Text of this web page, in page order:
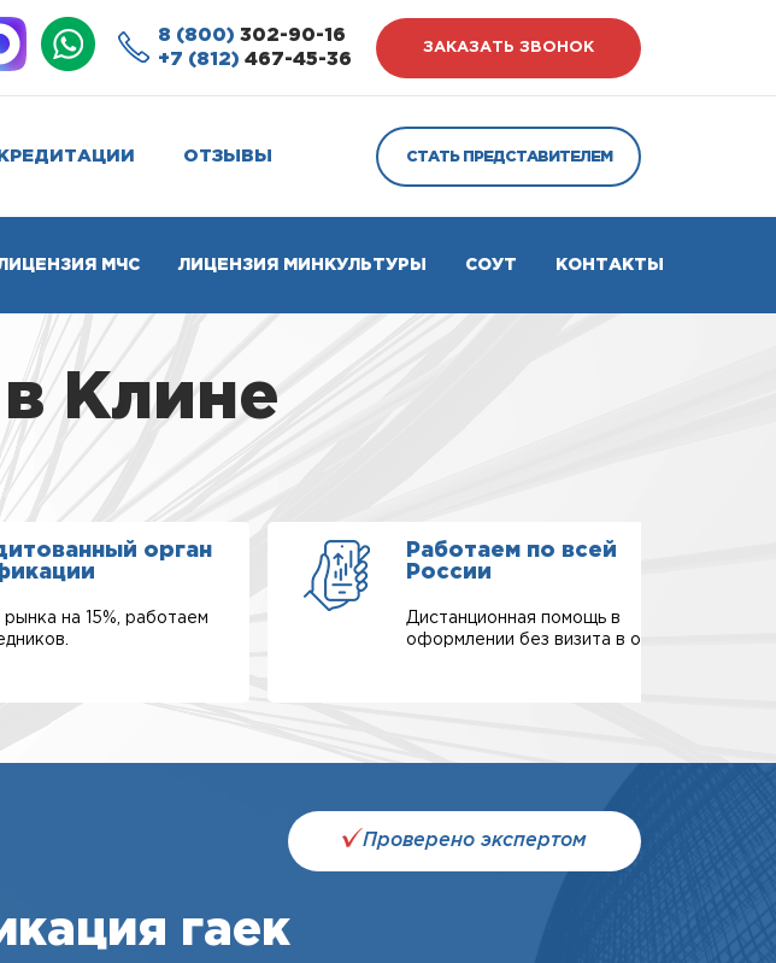
8 (800) 302-90-16
+7 (812) 467-45-36
ЗАКАЗАТЬ ЗВОНОК
ОТЗЫВЫ СТАТЬ ПРЕДСТАВИТЕЛЕМ
МЧС ЛИЦЕНЗИЯ МИНКУЛЬТУРЫ СОУТ КОНТАКТЫ
Клине
орган
на 15%, работаем
Работаем по всей
России
Дистанционная помощь в
оформлении без визита в офис.
Проверено экспертом
гаек